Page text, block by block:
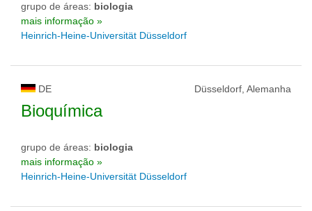
status de universidade
grupo de áreas: biologia
mais informação »
Heinrich-Heine-Universität Düsseldorf
DE Düsseldorf, Alemanha
Bioquímica
grupo de áreas: biologia
mais informação »
Heinrich-Heine-Universität Düsseldorf